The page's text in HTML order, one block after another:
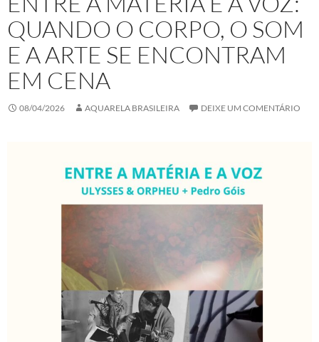
QUANDO O CORPO, O SOM
E A ARTE SE ENCONTRAM
EM CENA
08/04/2026 AQUARELA BRASILEIRA DEIXE UM COMENTÁRIO